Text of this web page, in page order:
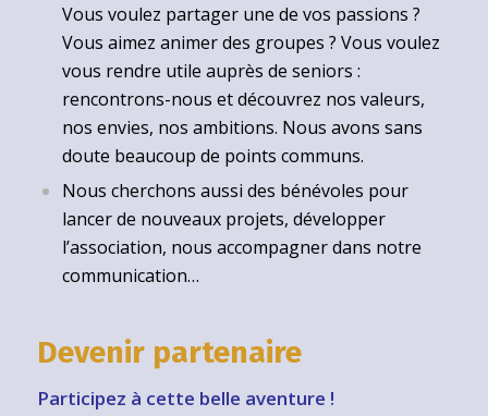
Vous voulez partager une de vos passions ?
Vous aimez animer des groupes ? Vous voulez
vous rendre utile auprès de seniors :
rencontrons-nous et découvrez nos valeurs,
nos envies, nos ambitions. Nous avons sans
doute beaucoup de points communs.
Nous cherchons aussi des bénévoles pour
lancer de nouveaux projets, développer
l’association, nous accompagner dans notre
communication…
Devenir partenaire
Participez à cette belle aventure !